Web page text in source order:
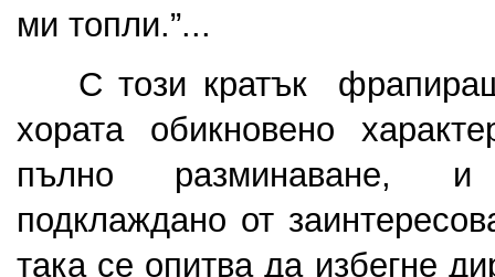
ми топли.”...
С този кратък
хората обикновено
пълно разминаване,
подклаждано от
така се опитва да избегне